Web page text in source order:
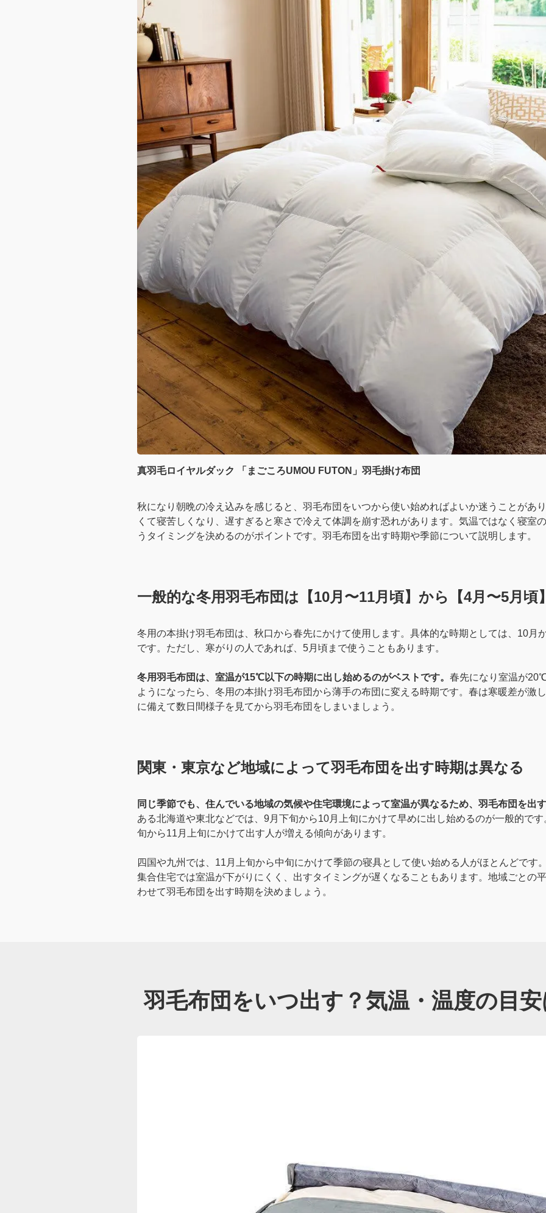
真羽毛ロイヤルダック 「まごころUMOU FUTON」羽毛掛け布団
秋になり朝晩の冷え込みを感じると、羽毛布団をいつから使い始めればよいか迷うことがあ
くて寝苦しくなり、遅すぎると寒さで冷えて体調を崩す恐れがあります。気温ではなく寝室
うタイミングを決めるのがポイントです。羽毛布団を出す時期や季節について説明します。
一般的な冬用羽毛布団は【10月〜11月頃】から【4月〜5月頃
冬用の本掛け羽毛布団は、秋口から春先にかけて使用します。具体的な時期としては、10月
です。ただし、寒がりの人であれば、5月頃まで使うこともあります。
冬用羽毛布団は、室温が15℃以下の時期に出し始めるのがベストです。 春先になり室温が
ようになったら、冬用の本掛け羽毛布団から薄手の布団に変える時期です。春は寒暖差が激
に備えて数日間様子を見てから羽毛布団をしまいましょう。
関東・東京など地域によって羽毛布団を出す時期は異なる
同じ季節でも、住んでいる地域の気候や住宅環境によって室温が異なるため、羽毛布団を出
ある北海道や東北などでは、9月下旬から10月上旬にかけて早めに出し始めるのが一般的で
旬から11月上旬にかけて出す人が増える傾向があります。
四国や九州では、11月上旬から中旬にかけて季節の寝具として使い始める人がほとんどです
集合住宅では室温が下がりにくく、出すタイミングが遅くなることもあります。地域ごとの
わせて羽毛布団を出す時期を決めましょう。
羽毛布団をいつ出す？気温・温度の目